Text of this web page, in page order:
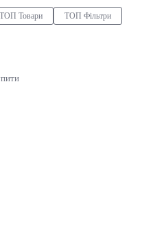
ТОП Товари ТОП Фільтри